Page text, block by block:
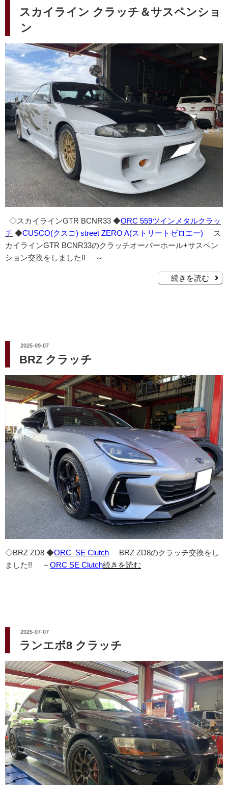
日:
スカイライン クラッチ＆サスペンショ
ン
◇スカイラインGTR BCNR33 ◆ORC 559ツインメタルクラッ
チ ◆CUSCO(クスコ) street ZERO A(ストリートゼロエー) ス
カイラインGTR BCNR33のクラッチオーバーホール+サスペン
ション交換をしました!! ～
続きを読む
投
日:
2025-09-07
BRZ クラッチ
◇BRZ ZD8 ◆ORC SE Clutch BRZ ZD8のクラッチ交換をし
ました!! ～ORC SE Clutch続きを読む
投
稿
日:
2025-07-07
ランエボ8 クラッチ